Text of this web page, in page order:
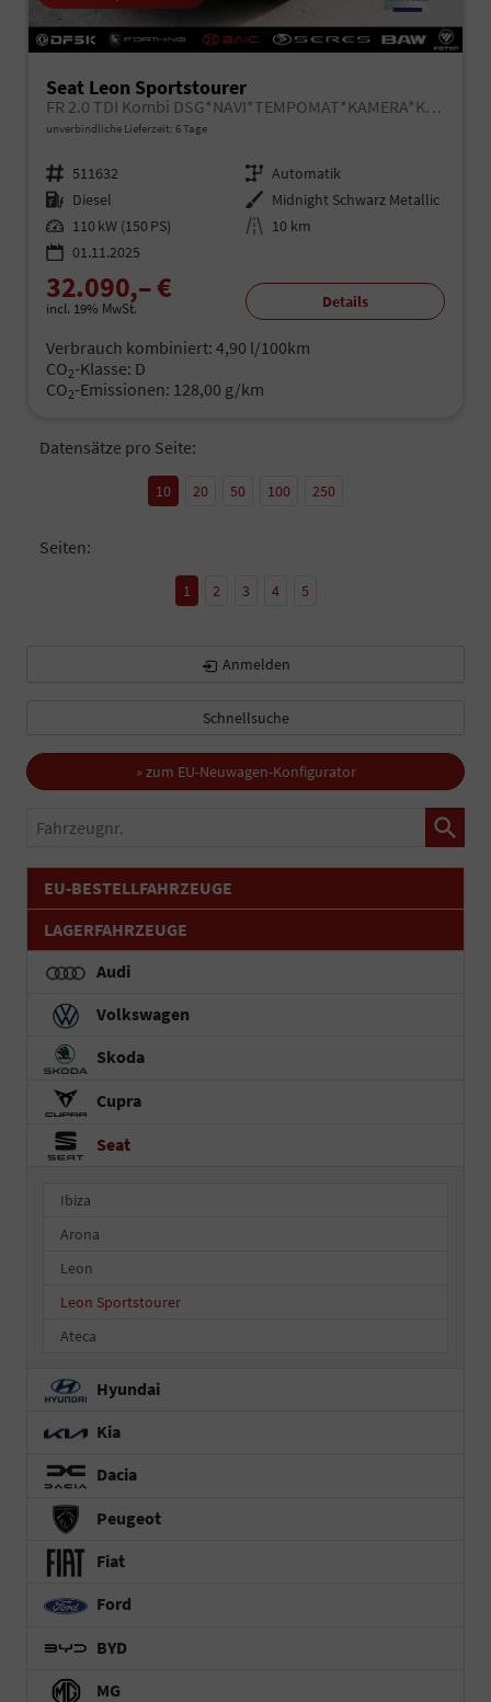
Seat Leon Sportstourer
FR 2.0 TDI Kombi DSG*NAVI*TEMPOMAT*KAMERA*KEYLESS-GO*VIRTUAL COCKPIT*
unverbindliche Lieferzeit: 6 Tage
Fahrzeugnr. 511632 Getriebe Automatik
Kraftstoff Diesel Außenfarbe Midnight Schwarz Metallic
Leistung 110 kW (150 PS) Kilometerstand 10 km
01.11.2025
32.090,– €
incl. 19% MwSt. Details
Verbrauch kombiniert: 4,90 l/100km
CO2-Klasse: D
CO2-Emissionen: 128,00 g/km
Datensätze pro Seite:
10 20 50 100 250
Seiten:
1 2 3 4 5
Anmelden
Schnellsuche
» zum EU-Neuwagen-Konfigurator
Fahrzeugnr.
EU-BESTELLFAHRZEUGE
LAGERFAHRZEUGE
Audi
Volkswagen
Skoda
Cupra
Seat
Ibiza
Arona
Leon
Leon Sportstourer
Ateca
Hyundai
Kia
Dacia
Peugeot
Fiat
Ford
BYD
MG